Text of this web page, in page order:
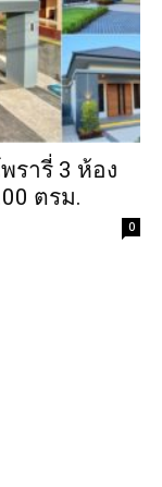
รารี่ 3 ห้อง
ตรม.
0